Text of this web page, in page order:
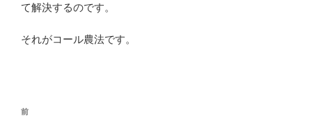
て解決するのです。
それがコール農法です。
投
過
前